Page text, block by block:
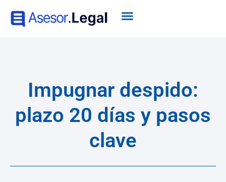
Impugnar despido:
plazo 20 días y pasos
clave